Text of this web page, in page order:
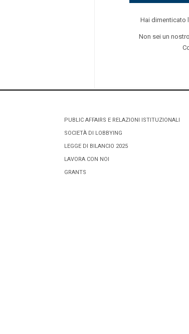
Hai dimenticato
Non sei un
PUBLIC AFFAIRS E RELAZIONI ISTITUZIONALI
SOCIETÀ DI LOBBYING
LEGGE DI BILANCIO 2025
LAVORA CON NOI
GRANTS